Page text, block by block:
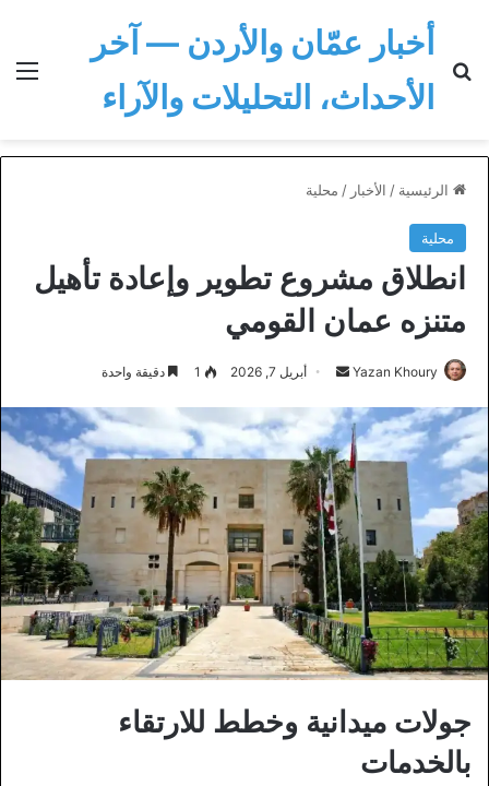
أخبار عمّان والأردن — آخر
الأحداث، التحليلات والآراء
الرئيسية / الأخبار / محلية
محلية
انطلاق مشروع تطوير وإعادة تأهيل
متنزه عمان القومي
Yazan Khoury
أرسل
إلكترونيا
أبريل 7, 2026 1 دقيقة واحدة
جولات ميدانية وخطط للارتقاء
بالخدمات